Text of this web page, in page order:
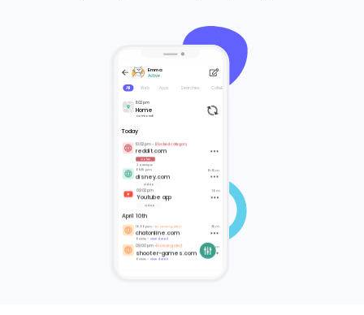
Emma
Active
All Web Apps Searches Calls&
Home
11:02 pm
On iPhone6
Today
reddit.com
10:02 pm - Blocked category
violent
2 attempts
disney.com
1h 15m
09:15 pm
video
Youtube app
10m
09:02 pm
video
April 10th
chatonline.com
35m
10:00 pm - Browsing alert
6 visits - view detail
shooter-games.com
15m
09:00 pm -Browsing alert
6 visits - view detail
Timeline
4:56 PM - No title
https://www.google.com
search engine
https://editorial.rottentomatoes.com/
article/weekend-box-office-results-the-
multiverse-of-madness-shrinks-a-little-
but-still-dominates/